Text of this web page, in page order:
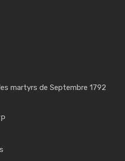
martyrs de Septembre 1792